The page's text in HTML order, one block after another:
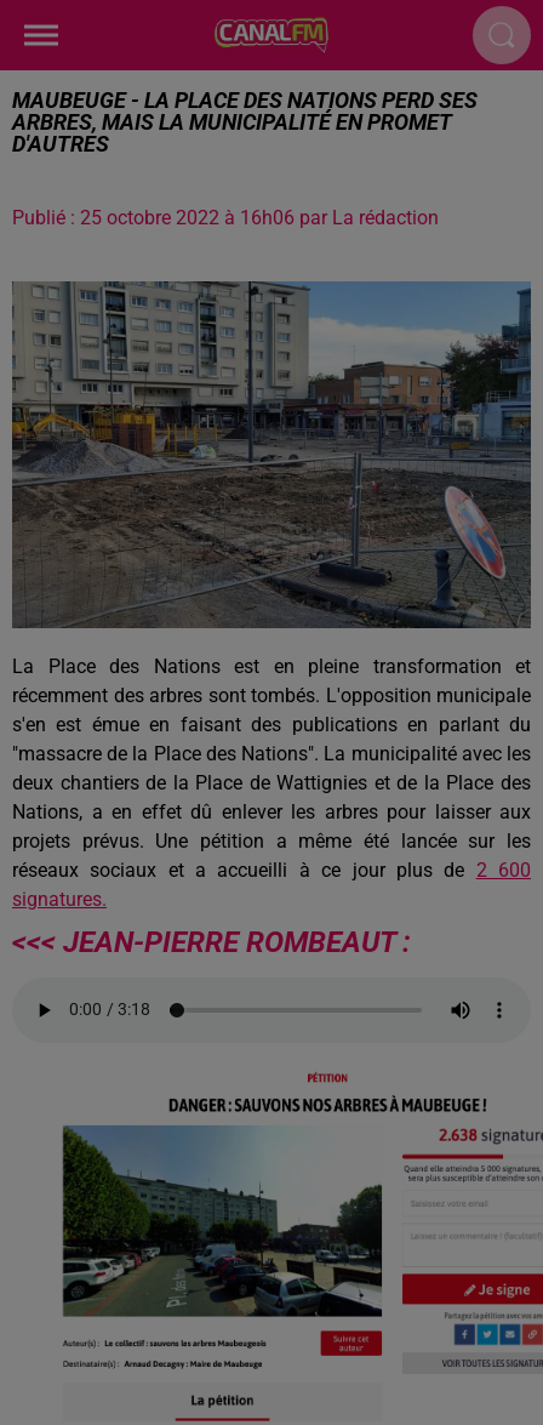
MAUBEUGE - LA PLACE DES NATIONS PERD SES
ARBRES, MAIS LA MUNICIPALITÉ EN PROMET
D'AUTRES
Publié : 25 octobre 2022 à 16h06 par La rédaction
La Place des Nations est en pleine transformation et
récemment des arbres sont tombés. L'opposition municipale
s'en est émue en faisant des publications en parlant du
"massacre de la Place des Nations". La municipalité avec les
deux chantiers de la Place de Wattignies et de la Place des
Nations, a en effet dû enlever les arbres pour laisser aux
projets prévus. Une pétition a même été lancée sur les
réseaux sociaux et a accueilli à ce jour plus de 2 600
signatures.
<<< JEAN-PIERRE ROMBEAUT :